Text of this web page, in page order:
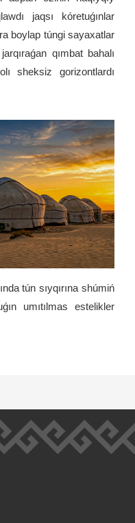
jaqsı kóretuǵınlar
boylap túngi sayaxatlar
qımbat bahalı
sheksiz gorizontlardı
tún sıyqırına shúmiń
umıtılmas estelikler